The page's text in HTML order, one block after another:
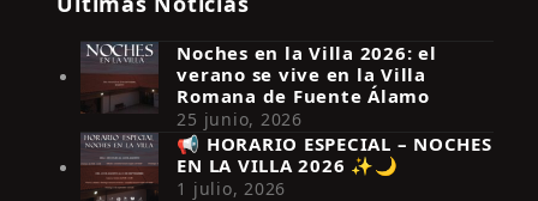
Síguenos en Instagram
Noches en la Villa 2026: el
verano se vive en la Villa
Romana de Fuente Álamo
25 junio, 2026
📢 HORARIO ESPECIAL – NOCHES
EN LA VILLA 2026 ✨🌙
1 julio, 2026